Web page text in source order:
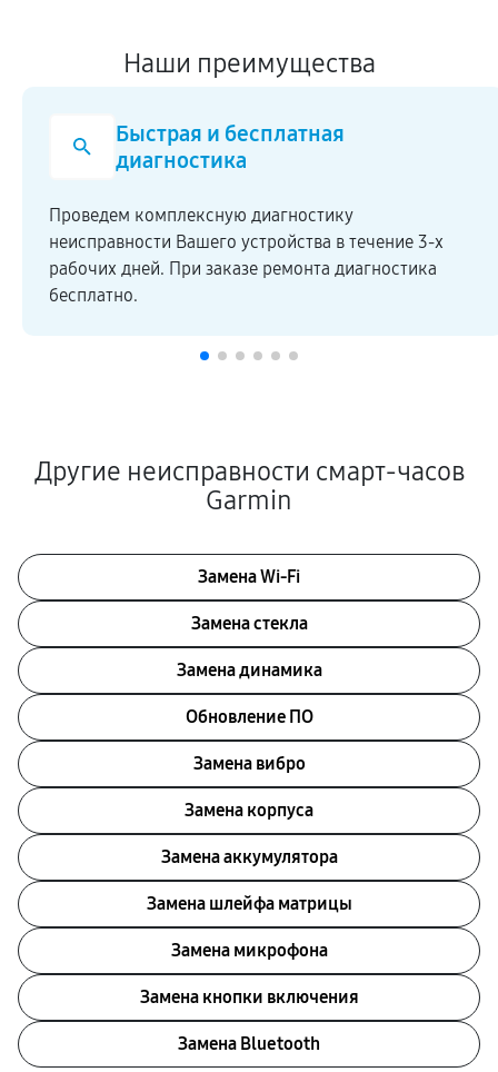
Наши преимущества
Быстрая и бесплатная
диагностика
Проведем комплексную диагностику
неисправности Вашего устройства в течение 3-х
рабочих дней. При заказе ремонта диагностика
бесплатно.
Другие неисправности смарт-часов
Garmin
Замена Wi-Fi
Замена стекла
Замена динамика
Обновление ПО
Замена вибро
Замена корпуса
Замена аккумулятора
Замена шлейфа матрицы
Замена микрофона
Замена кнопки включения
Замена Bluetooth